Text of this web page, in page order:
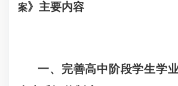
案》主要内容
一、完善高中阶段学生学